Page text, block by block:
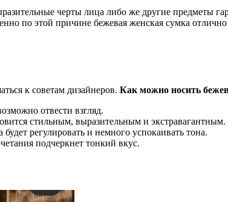
черты лица либо же другие предметы
по этой причине бежевая женская сумка
к советам дизайнеров. Как можно носить
отвести взгляд.
стильным, выразительным и экстравагантным.
будет регулировать и немного успокаивать тона.
подчеркнет тонкий вкус.